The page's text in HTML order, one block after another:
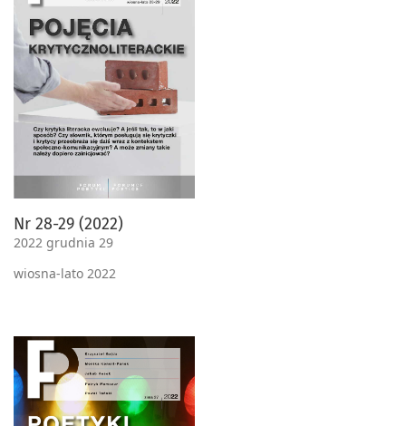
Nr 28-29 (2022)
2022 grudnia 29
wiosna-lato 2022